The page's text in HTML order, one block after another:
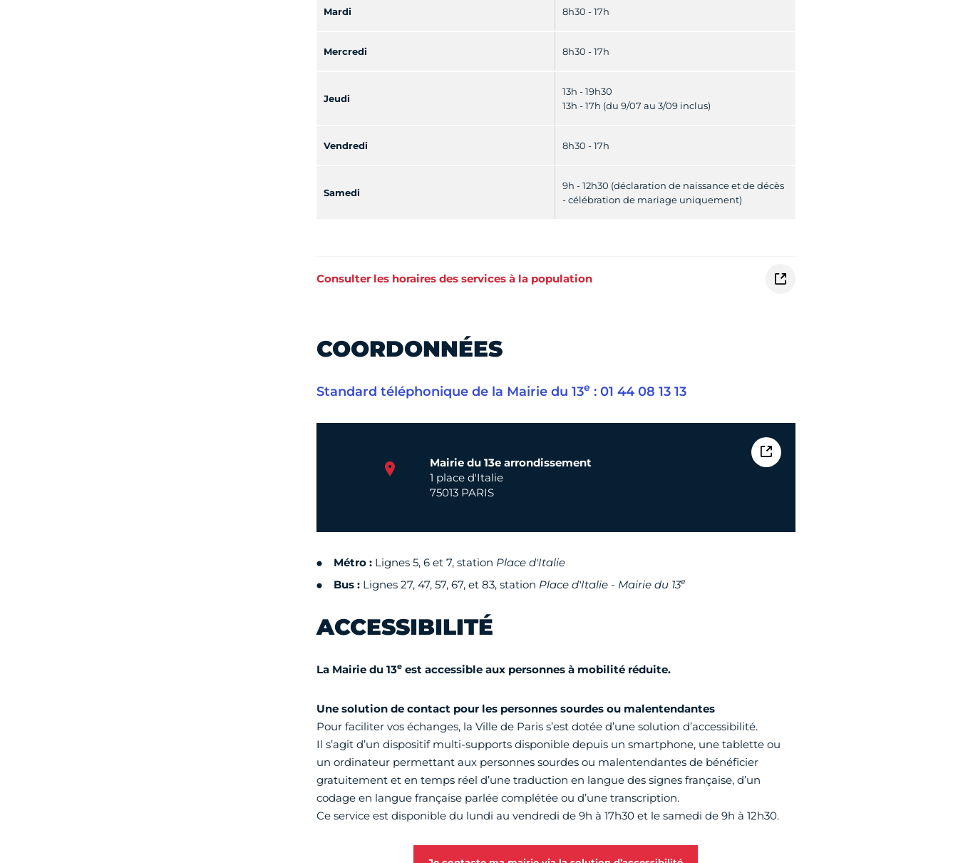
Mardi 8h30 - 17h
Mercredi 8h30 - 17h
Jeudi
13h - 19h30
13h - 17h (du 9/07 au 3/09 inclus)
Vendredi 8h30 - 17h
Samedi
9h - 12h30 (déclaration de naissance et de décès
- célébration de mariage uniquement)
Consulter les horaires des services à la population
COORDONNÉES
Standard téléphonique de la Mairie du 13e: 01 44 08 13 13
Mairie du 13e arrondissement
1 place d'Italie
75013 PARIS
Métro : Lignes 5, 6 et 7, station Place d'Italie
Bus :Lignes 27, 47, 57, 67, et 83, station Place d'Italie - Mairie du 13e
ACCESSIBILITÉ
La Mairie du 13eest accessible aux personnes à mobilité réduite.
Une solution de contact pour les personnes sourdes ou malentendantes
Pour faciliter vos échanges, la Ville de Paris s’est dotée d’une solution d’accessibilité.
Il s’agit d’un dispositif multi-supports disponible depuis un smartphone, une tablette ou
un ordinateur permettant aux personnes sourdes ou malentendantes de bénéficier
gratuitement et en temps réel d’une traduction en langue des signes française, d’un
codage en langue française parlée complétée ou d’une transcription.
Ce service est disponible du lundi au vendredi de 9h à 17h30 et le samedi de 9h à 12h30.